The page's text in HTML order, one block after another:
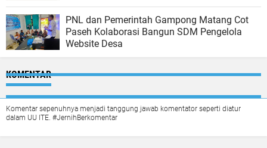
PNL dan Pemerintah Gampong Matang Cot
Paseh Kolaborasi Bangun SDM Pengelola
Website Desa
KOMENTAR
Komentar sepenuhnya menjadi tanggung jawab komentator seperti diatur
dalam UU ITE. #JernihBerkomentar